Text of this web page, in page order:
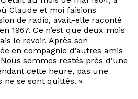
Claude et moi faisions
de radio, avait-elle raconté
1967. Ce n’est que deux mois
le revoir. Après son
en compagnie d’autres amis
sommes restés près d’une
cette heure, pas une
ne se sont quittés. »